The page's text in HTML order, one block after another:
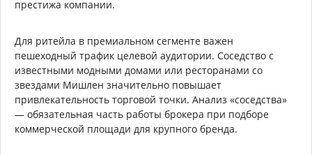
престижа компании.
Для ритейла в премиальном сегменте важен
пешеходный трафик целевой аудитории. Соседство с
известными модными домами или ресторанами со
звездами Мишлен значительно повышает
привлекательность торговой точки. Анализ «соседства»
— обязательная часть работы брокера при подборе
коммерческой площади для крупного бренда.